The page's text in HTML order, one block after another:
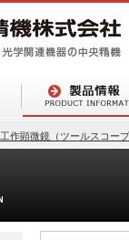
工作顕微鏡（ツールスコープ